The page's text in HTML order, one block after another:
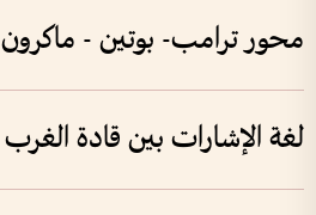
محور ترامب- بوتين - ماكرون
لغة الإشارات بين قادة الغرب